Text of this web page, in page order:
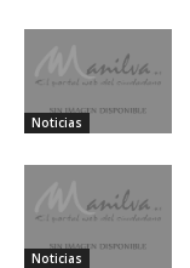
Noticias
Noticias